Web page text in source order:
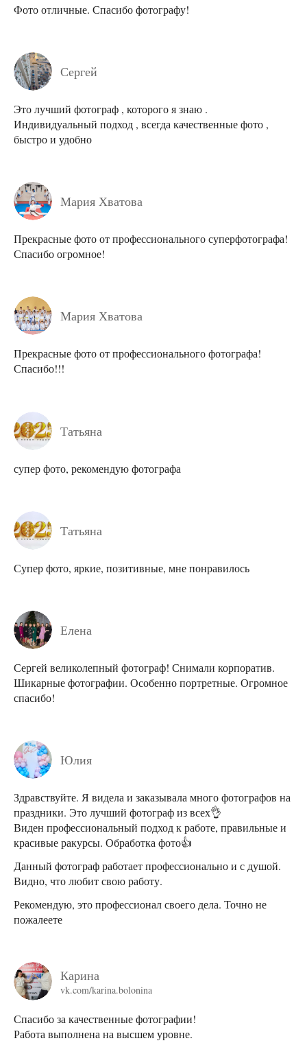
Фото отличные. Спасибо фотографу!
Сергей
Это лучший фотограф , которого я знаю .
Индивидуальный подход , всегда качественные фото ,
быстро и удобно
Мария Хватова
Прекрасные фото от профессионального суперфотографа!
Спасибо огромное!
Мария Хватова
Прекрасные фото от профессионального фотографа!
Спасибо!!!
Татьяна
супер фото, рекомендую фотографа
Татьяна
Супер фото, яркие, позитивные, мне понравилось
Елена
Сергей великолепный фотограф! Снимали корпоратив.
Шикарные фотографии. Особенно портретные. Огромное
спасибо!
Юлия
Здравствуйте. Я видела и заказывала много фотографов на
праздники. Это лучший фотограф из всех👌
Виден профессиональный подход к работе, правильные и
красивые ракурсы. Обработка фото👍
Данный фотограф работает профессионально и с душой.
Видно, что любит свою работу.
Рекомендую, это профессионал своего дела. Точно не
пожалеете
Карина
vk.com/karina.bolonina
Спасибо за качественные фотографии!
Работа выполнена на высшем уровне.